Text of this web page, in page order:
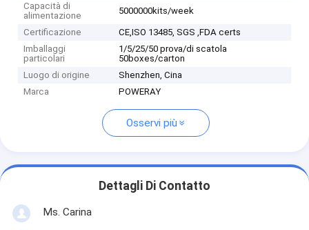
Capacità di
alimentazione
5000000kits/week
Certificazione
CE,ISO 13485, SGS ,FDA certs
Imballaggi
particolari
1/5/25/50 prova/di scatola
50boxes/carton
Luogo di origine
Shenzhen, Cina
Marca
POWERAY
Osservi più
Dettagli Di Contatto
Ms. Carina